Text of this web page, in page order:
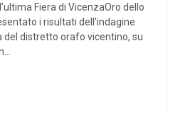
Fiera di VicenzaOro dello
i risultati dell’indagine
del distretto orafo vicentino, su